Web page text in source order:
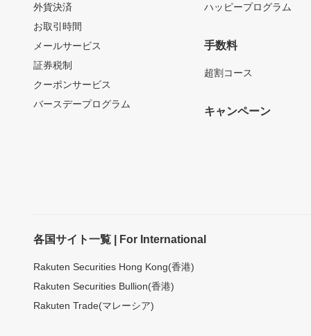
外貨決済
お取引時間
メールサービス
証券税制
クーポンサービス
バースデープログラム
ハッピープログラム
手数料
超割コース
キャンペーン
各国サイト一覧 | For International
Rakuten Securities Hong Kong(香港)
Rakuten Securities Bullion(香港)
Rakuten Trade(マレーシア)